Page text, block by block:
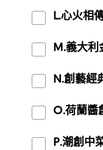
L.心火相
M.義大利
N.創藝經
O.荷蘭醬
P.潮創中